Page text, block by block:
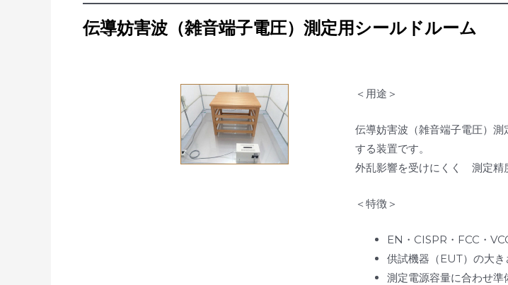
伝導妨害波（雑音端子電圧）測定用シールドルーム
＜用途＞
伝導妨害波（雑音端子電圧）
する装置です。
外乱影響を受けにくく 測定精
＜特徴＞
EN・CISPR・FCC・
供試機器（EUT）の大
測定電源容量に合わせ準